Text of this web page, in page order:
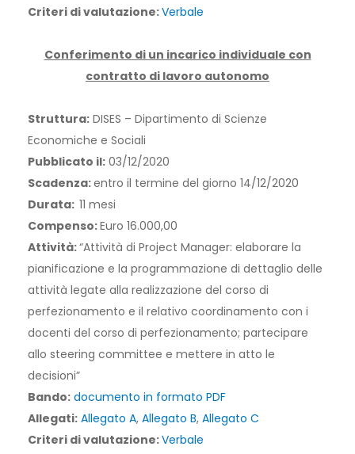
Criteri di valutazione:Verbale
Conferimento di un incarico individuale con
contratto di lavoro autonomo
Struttura: DISES – Dipartimento di Scienze
Economiche e Sociali
Pubblicato il: 03/12/2020
Scadenza:entro il termine del giorno 14/12/2020
Durata: 11 mesi
Compenso:Euro 16.000,00
Attività:“Attività di Project Manager: elaborare la
pianificazione e la programmazione di dettaglio delle
attività legate alla realizzazione del corso di
perfezionamento e il relativo coordinamento con i
docenti del corso di perfezionamento; partecipare
allo steering committee e mettere in atto le
decisioni”
Bando: documento in formato PDF
Allegati: Allegato A, Allegato B, Allegato C
Criteri di valutazione:Verbale